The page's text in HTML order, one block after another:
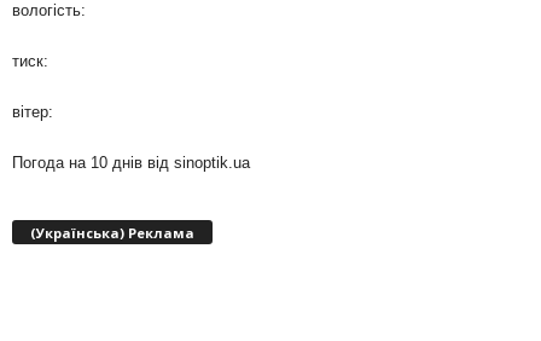
вологість:
тиск:
вітер:
Погода на 10 днів від sinoptik.ua
(Українська) Реклама